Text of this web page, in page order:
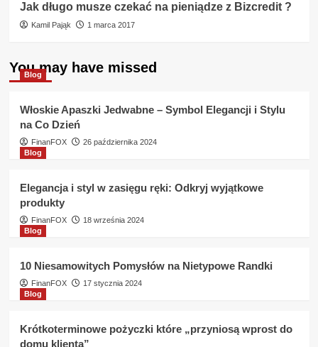
Jak długo musze czekać na pieniądze z Bizcredit ?
Kamil Pająk 1 marca 2017
You may have missed
Blog
Włoskie Apaszki Jedwabne – Symbol Elegancji i Stylu
na Co Dzień
FinanFOX
26 października 2024
Blog
Elegancja i styl w zasięgu ręki: Odkryj wyjątkowe
produkty
FinanFOX
18 września 2024
Blog
10 Niesamowitych Pomysłów na Nietypowe Randki
FinanFOX
17 stycznia 2024
Blog
Krótkoterminowe pożyczki które „przyniosą wprost do
domu klienta”